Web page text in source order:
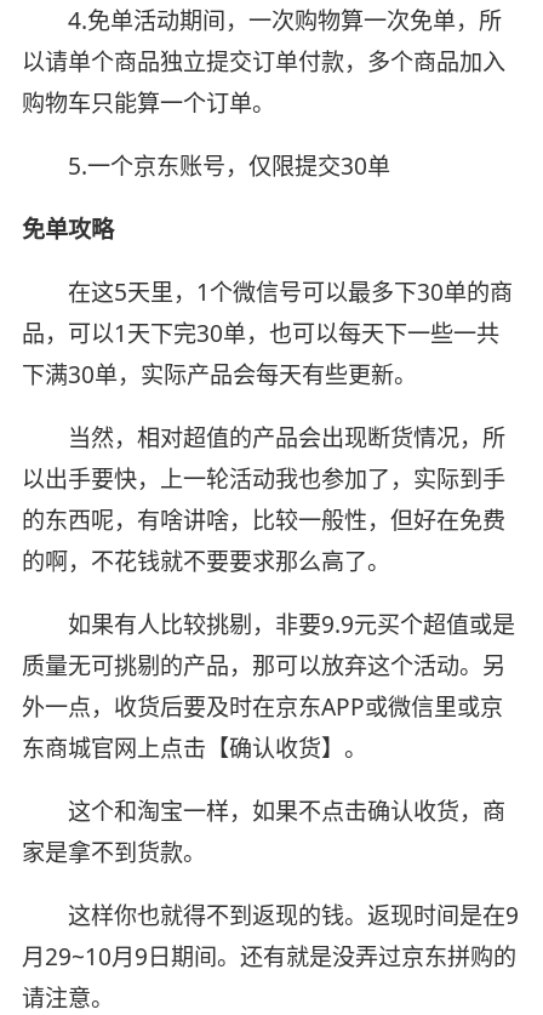
4.免单活动期间，一次购物算一次免单，所
以请单个商品独立提交订单付款，多个商品加入
购物车只能算一个订单。
5.一个京东账号，仅限提交30单
免单攻略
在这5天里，1个微信号可以最多下30单的商
品，可以1天下完30单，也可以每天下一些一共
下满30单，实际产品会每天有些更新。
当然，相对超值的产品会出现断货情况，所
以出手要快，上一轮活动我也参加了，实际到手
的东西呢，有啥讲啥，比较一般性，但好在免费
的啊，不花钱就不要要求那么高了。
如果有人比较挑剔，非要9.9元买个超值或是
质量无可挑剔的产品，那可以放弃这个活动。另
外一点，收货后要及时在京东APP或微信里或京
东商城官网上点击【确认收货】。
这个和淘宝一样，如果不点击确认收货，商
家是拿不到货款。
这样你也就得不到返现的钱。返现时间是在9
月29~10月9日期间。还有就是没弄过京东拼购的
请注意。